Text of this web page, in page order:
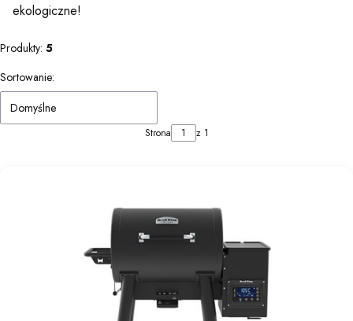
ekologiczne!
Produkty: 5
Lista produktów
Sortowanie:
Domyślne
Strona z 1